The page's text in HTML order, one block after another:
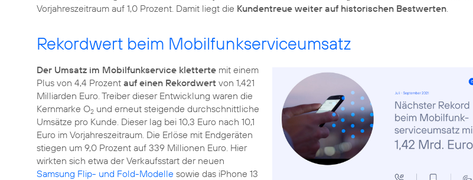
Vorjahreszeitraum auf 1,0 Prozent. Damit liegt die Kundentreue weiter auf historischen Bestwerten.
Rekordwert beim Mobilfunkserviceumsatz
Der Umsatz im Mobilfunkservice kletterte mit einem
Plus von 4,4 Prozent auf einen Rekordwert von 1,421
Milliarden Euro. Treiber dieser Entwicklung waren die
Kernmarke O2 und erneut steigende durchschnittliche
Umsätze pro Kunde. Dieser lag bei 10,3 Euro nach 10,1
Euro im Vorjahreszeitraum. Die Erlöse mit Endgeräten
stiegen um 9,0 Prozent auf 339 Millionen Euro. Hier
wirkten sich etwa der Verkaufsstart der neuen
Samsung Flip- und Fold-Modelle sowie das iPhone 13